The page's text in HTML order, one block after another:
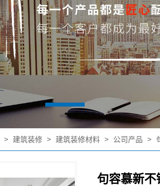
> 建筑装修 > 建筑装修材料 > 公司产品 >
句容慕新不